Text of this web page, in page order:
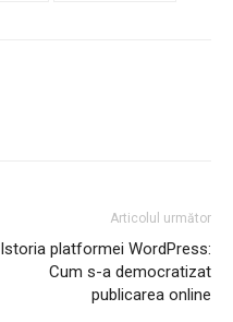
Articolul următor
Istoria platformei WordPress:
Cum s-a democratizat
publicarea online